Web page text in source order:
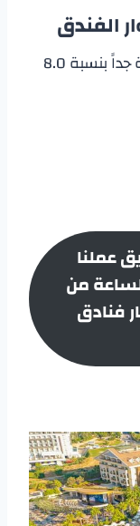
الفندق
نال الفندق بعد ذلك على تقييمات جيدة جداً بنسبة 8.0
عملنا
من
فنادق